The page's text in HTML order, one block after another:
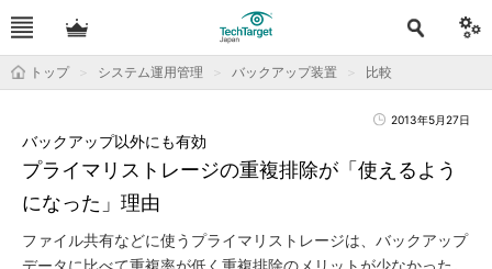
トップ システム運用管理 バックアップ装置 比較
2013年5月27日
プライマリストレージの重複排除が「使えるよう
になった」理由
バックアップ以外にも有効
ファイル共有などに使うプライマリストレージは、バックアップ